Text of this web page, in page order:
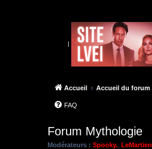
|
Accueil Accueil du forum
FAQ
Forum Mythologie
Modérateurs : Spooky. LeMartien